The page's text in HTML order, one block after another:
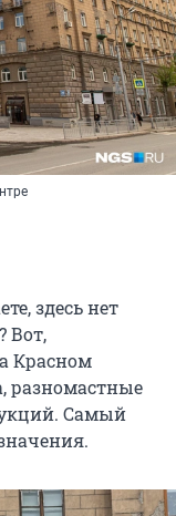
здесь нет
Вот,
Красном
разномастные
Самый